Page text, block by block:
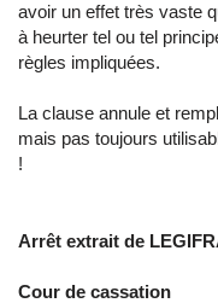
avoir un effet très vaste
à heurter tel ou tel
règles impliquées.
La clause annule et
mais pas toujours
!
Arrêt extrait de
Cour de cassation